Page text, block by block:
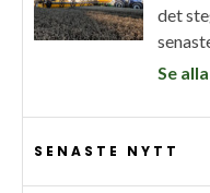
det
Se
SENASTE NYTT